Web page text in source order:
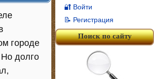
городе
долго
🔐 Войти
📝 Регистрация
Поиск по сайту